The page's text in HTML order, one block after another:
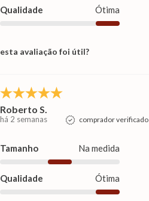
Qualidade Ótima
esta avaliação foi útil?
Roberto S.
há 2 semanas comprador verificado
Tamanho Na medida
Qualidade Ótima